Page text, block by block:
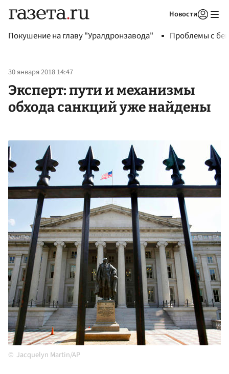
Новости
Покушение на главу "Уралдронзавода" Проблемы с
30 января 2018 14:47
Эксперт: пути и механизмы
обхода санкций уже найдены
Jacquelyn Martin/AP